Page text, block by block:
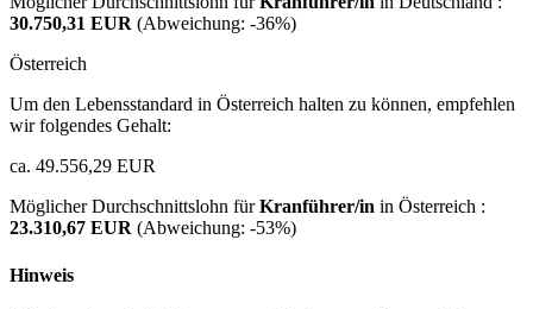
30.750,31 EUR (Abweichung: -36%)
Österreich
Um den Lebensstandard in Österreich halten zu können, empfehlen
wir folgendes Gehalt:
ca. 49.556,29 EUR
Möglicher Durchschnittslohn fürKranführer/in in Österreich :
23.310,67 EUR (Abweichung: -53%)
Hinweis